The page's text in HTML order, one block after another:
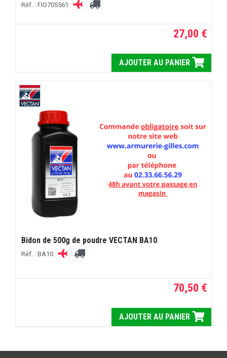
Réf. : FIO705561
27,00 €
AJOUTER AU PANIER
Bidon de 500g de poudre VECTAN BA10
Réf. : BA10
70,50 €
AJOUTER AU PANIER